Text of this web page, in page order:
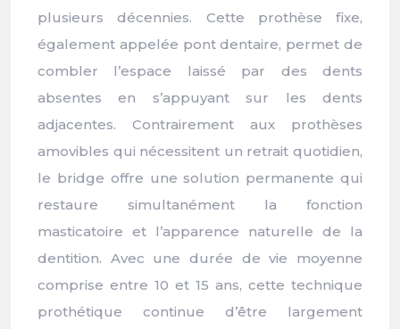
plusieurs décennies. Cette prothèse fixe,
également appelée pont dentaire, permet de
combler l’espace laissé par des dents
absentes en s’appuyant sur les dents
adjacentes. Contrairement aux prothèses
amovibles qui nécessitent un retrait quotidien,
le bridge offre une solution permanente qui
restaure simultanément la fonction
masticatoire et l’apparence naturelle de la
dentition. Avec une durée de vie moyenne
comprise entre 10 et 15 ans, cette technique
prothétique continue d’être largement